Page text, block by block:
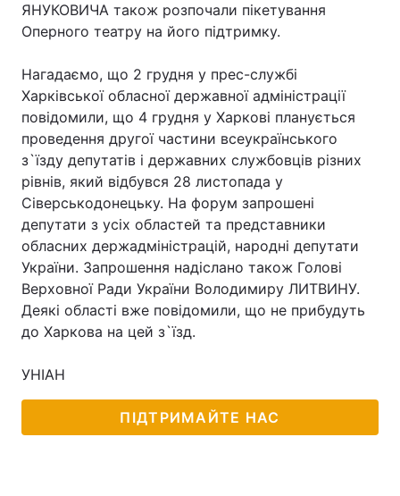
ЯНУКОВИЧА також розпочали пікетування
Оперного театру на його підтримку.
Нагадаємо, що 2 грудня у прес-службі
Харківської обласної державної адміністрації
повідомили, що 4 грудня у Харкові планується
проведення другої частини всеукраїнського
з`їзду депутатів і державних службовців різних
рівнів, який відбувся 28 листопада у
Сіверськодонецьку. На форум запрошені
депутати з усіх областей та представники
обласних держадміністрацій, народні депутати
України. Запрошення надіслано також Голові
Верховної Ради України Володимиру ЛИТВИНУ.
Деякі області вже повідомили, що не прибудуть
до Харкова на цей з`їзд.
УНІАН
ПІДТРИМАЙТЕ НАС